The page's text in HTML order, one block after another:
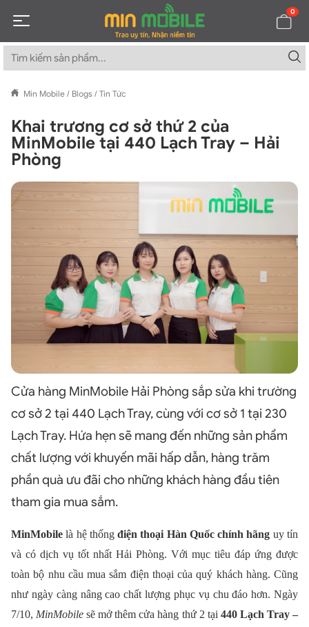
0
Min Mobile / Blogs / Tin Tức
Khai trương cơ sở thứ 2 của
MinMobile tại 440 Lạch Tray – Hải
Phòng
Cửa hàng MinMobile Hải Phòng sắp sửa khi trường
cơ sở 2 tại 440 Lạch Tray, cùng với cơ sở 1 tại 230
Lạch Tray. Hứa hẹn sẽ mang đến những sản phẩm
chất lượng với khuyến mãi hấp dẫn, hàng trăm
phần quà ưu đãi cho những khách hàng đầu tiên
tham gia mua sắm.
MinMobile là hệ thốngđiện thoại Hàn Quốc chính hãng uy tín
và có dịch vụ tốt nhất Hải Phòng. Với mục tiêu đáp ứng được
toàn bộ nhu cầu mua sắm điện thoại của quý khách hàng. Cũng
như ngày càng nâng cao chất lượng phục vụ chu đáo hơn. Ngày
7/10, MinMobile sẽ mở thêm cửa hàng thứ 2 tại 440 Lạch Tray –